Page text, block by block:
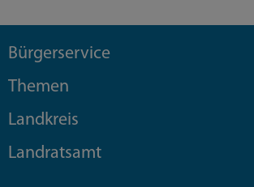
Bürgerservice
Themen
Landkreis
Landratsamt